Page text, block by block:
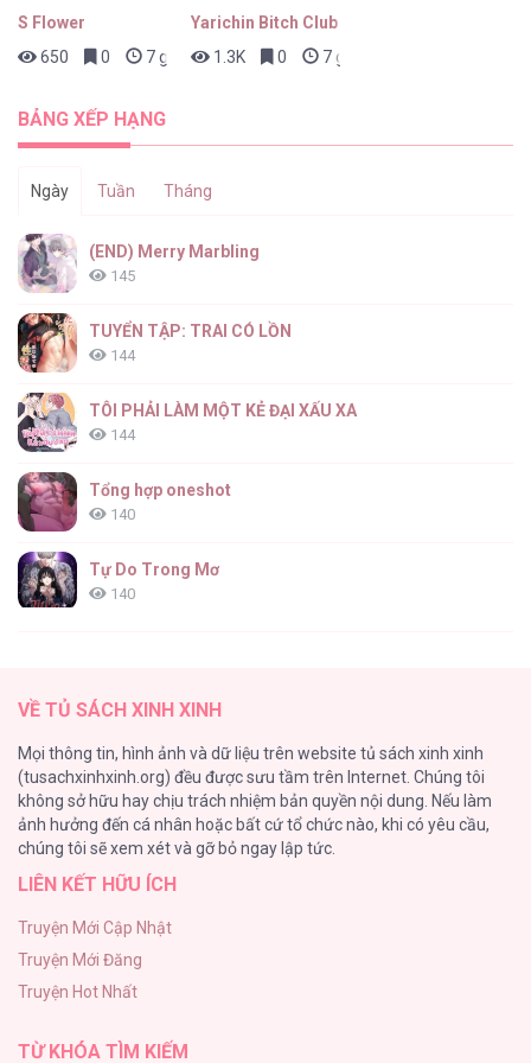
S Flower
650
0 7 giờ trước
Yarichin Bitch Club
1.3K
0 7 giờ trước
BẢNG XẾP HẠNG
Ngày Tuần Tháng
(END) Merry Marbling
145
TUYỂN TẬP: TRAI CÓ LỒN
144
TÔI PHẢI LÀM MỘT KẺ ĐẠI XẤU XA
144
Tổng hợp oneshot
140
Tự Do Trong Mơ
140
102
Nguyện Ước Vô Vọng Của Ma Nữ
101
Đầm Sen Héo Úa
Phạm Luật
88
VỀ TỦ SÁCH XINH XINH
Mọi thông tin, hình ảnh và dữ liệu trên website tủ sách xinh xinh
(tusachxinhxinh.org) đều được sưu tầm trên Internet. Chúng tôi
không sở hữu hay chịu trách nhiệm bản quyền nội dung. Nếu làm
ảnh hưởng đến cá nhân hoặc bất cứ tổ chức nào, khi có yêu cầu,
chúng tôi sẽ xem xét và gỡ bỏ ngay lập tức.
LIÊN KẾT HỮU ÍCH
Truyện Mới Cập Nhật
Truyện Mới Đăng
Truyện Hot Nhất
TỪ KHÓA TÌM KIẾM